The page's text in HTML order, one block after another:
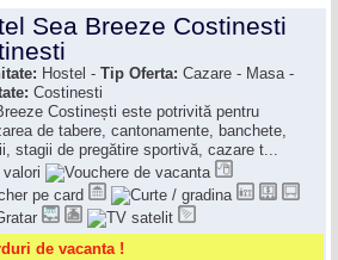
Sea Breeze Costinesti
Hostel - Tip Oferta: Cazare - Masa -
Costinesti
Costinești este potrivită pentru
de tabere, cantonamente, banchete,
stagii de pregătire sportivă, cazare t...
de vacanta !